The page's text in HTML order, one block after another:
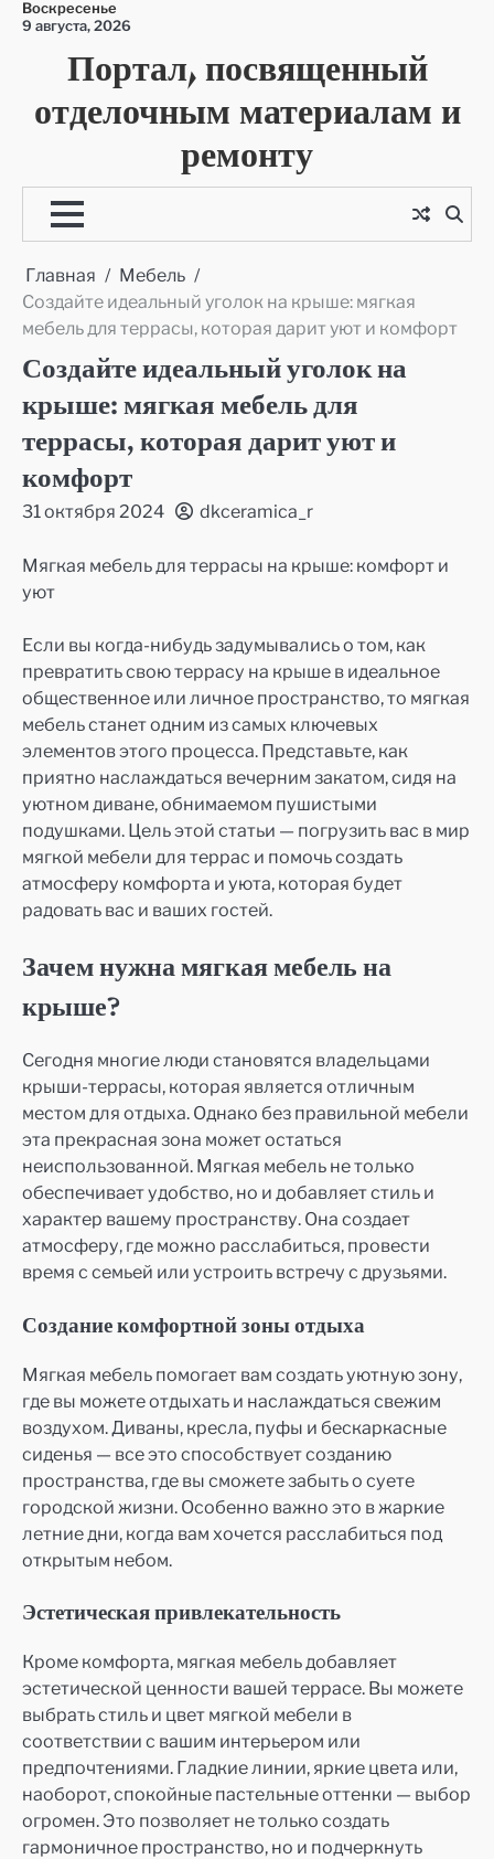
Перейти
содержимому
Воскресенье
9 августа, 2026
Портал, посвященный
отделочным материалам и
ремонту
Главная
Мебель
Создайте идеальный уголок на крыше: мягкая
мебель для террасы, которая дарит уют и комфорт
Создайте идеальный уголок на
крыше: мягкая мебель для
террасы, которая дарит уют и
комфорт
31 октября 2024 dkceramica_r
Мягкая мебель для террасы на крыше: комфорт и
уют
Если вы когда-нибудь задумывались о том, как
превратить свою террасу на крыше в идеальное
общественное или личное пространство, то мягкая
мебель станет одним из самых ключевых
элементов этого процесса. Представьте, как
приятно наслаждаться вечерним закатом, сидя на
уютном диване, обнимаемом пушистыми
подушками. Цель этой статьи — погрузить вас в мир
мягкой мебели для террас и помочь создать
атмосферу комфорта и уюта, которая будет
радовать вас и ваших гостей.
Зачем нужна мягкая мебель на
крыше?
Сегодня многие люди становятся владельцами
крыши-террасы, которая является отличным
местом для отдыха. Однако без правильной мебели
эта прекрасная зона может остаться
неиспользованной. Мягкая мебель не только
обеспечивает удобство, но и добавляет стиль и
характер вашему пространству. Она создает
атмосферу, где можно расслабиться, провести
время с семьей или устроить встречу с друзьями.
Создание комфортной зоны отдыха
Мягкая мебель помогает вам создать уютную зону,
где вы можете отдыхать и наслаждаться свежим
воздухом. Диваны, кресла, пуфы и бескаркасные
сиденья — все это способствует созданию
пространства, где вы сможете забыть о суете
городской жизни. Особенно важно это в жаркие
летние дни, когда вам хочется расслабиться под
открытым небом.
Эстетическая привлекательность
Кроме комфорта, мягкая мебель добавляет
эстетической ценности вашей террасе. Вы можете
выбрать стиль и цвет мягкой мебели в
соответствии с вашим интерьером или
предпочтениями. Гладкие линии, яркие цвета или,
наоборот, спокойные пастельные оттенки — выбор
огромен. Это позволяет не только создать
гармоничное пространство, но и подчеркнуть